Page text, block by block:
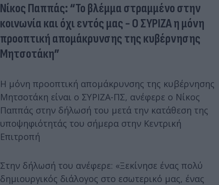
Νίκος Παππάς: “Το βλέμμα στραμμένο στην
κοινωνία και όχι εντός μας - Ο ΣΥΡΙΖΑ η μόνη
προοπτική απομάκρυνσης της κυβέρνησης
Μητσοτάκη”
Η μόνη προοπτική απομάκρυνσης της κυβέρνησης
Μητσοτάκη είναι ο ΣΥΡΙΖΑ-ΠΣ, ανέφερε ο Νίκος
Παππάς στην δήλωσή του μετά την κατάθεση της
υποψηφιότητάς του σήμερα στην Κεντρική
Επιτροπή
Στην δήλωσή του ανέφερε: «Ξεκίνησε ένας πολύ
δημιουργικός διάλογος στο εσωτερικό μας, ένας